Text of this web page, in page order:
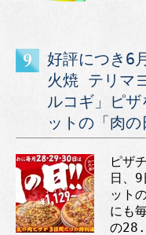
好評につき6
火焼 テリマ
ルコギ」ピ
ットの「肉の
ピザ
日、
ット
にも
の